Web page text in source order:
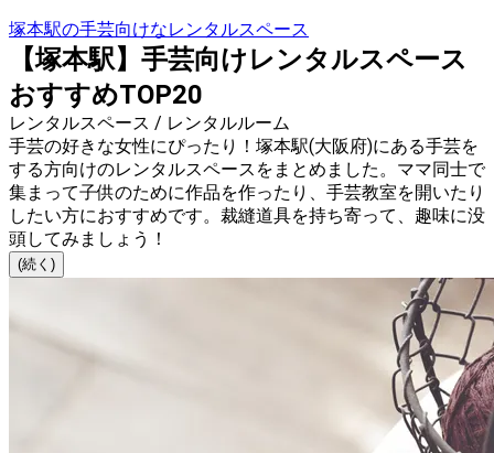
塚本駅の手芸向けなレンタルスペース
【塚本駅】手芸向けレンタルスペース
おすすめTOP20
レンタルスペース / レンタルルーム
手芸の好きな女性にぴったり！塚本駅(大阪府)にある手芸を
する方向けのレンタルスペースをまとめました。ママ同士で
集まって子供のために作品を作ったり、手芸教室を開いたり
したい方におすすめです。裁縫道具を持ち寄って、趣味に没
頭してみましょう！
(続く)